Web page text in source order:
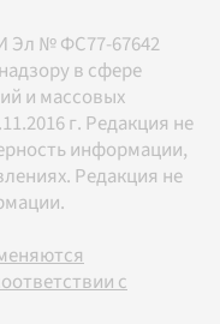
Эл № ФС77-67642
в сфере
и массовых
г. Редакция не
информации,
Редакция не
с